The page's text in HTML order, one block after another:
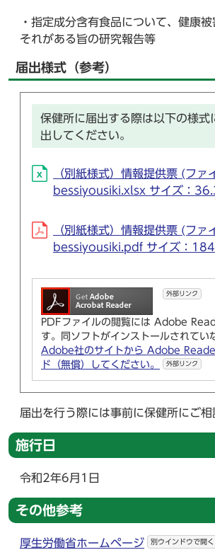
・指定成分含有食品について、健康
それがある旨の研究報告等
届出様式（参考）
保健所に届出する際は以下の様式
出してください。
（別紙様式）情報提供票 (ファ
bessiyousiki.xlsx サイズ：
（別紙様式）情報提供票 (ファ
bessiyousiki.pdf サイズ：
外部リンク
PDFファイルの閲覧には Adobe
す。同ソフトがインストールされてい
Adobe社のサイトから Adobe
ド（無償）してください。
外部リンク
届出を行う際には事前に保健所にご相
施行日
令和2年6月1日
その他参考
厚生労働省ホームページ 別ウインドウで開く